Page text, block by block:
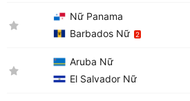
Nữ Panama
Barbados Nữ
2
Aruba Nữ
El Salvador Nữ